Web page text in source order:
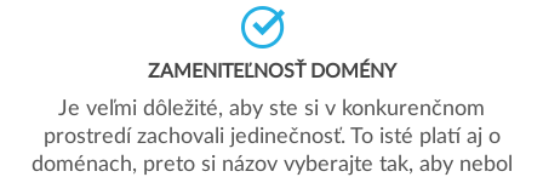
ZAMENITEĽNOSŤ DOMÉNY
Je veľmi dôležité, aby ste si v konkurenčnom
prostredí zachovali jedinečnosť. To isté platí aj o
doménach, preto si názov vyberajte tak, aby nebol